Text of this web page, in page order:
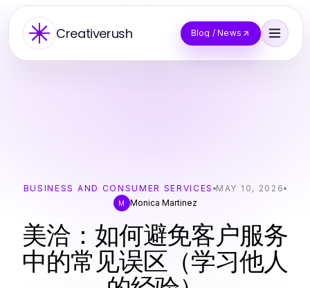
Creativerush Blog / News
BUSINESS AND CONSUMER SERVICES MAY 10, 2026
M Monica Martinez
美洽：如何避免客户服务
中的常见误区（学习他人